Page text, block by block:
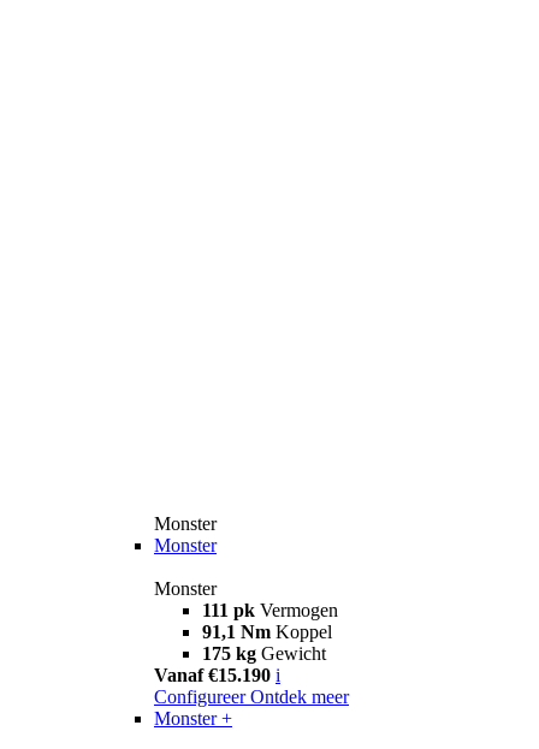
Monster
Monster
Monster
111 pk Vermogen
91,1 Nm Koppel
175 kg Gewicht
Vanaf €15.190 i
Configureer Ontdek meer
Monster +